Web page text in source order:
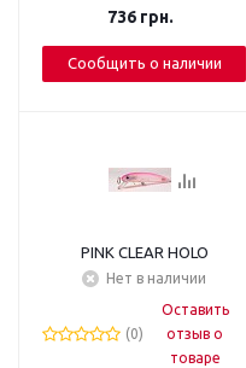
736грн.
Сообщить о наличии
PINK CLEAR HOLO
Нет в наличии
(0)
Оставить
отзыв о
товаре